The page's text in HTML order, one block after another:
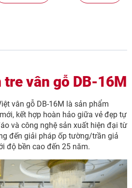
tre vân gỗ DB-16M
vân gỗ DB-16M là sản phẩm
kết hợp hoàn hảo giữa vẻ đẹp tự
và công nghệ sản xuất hiện đại từ
đến giải pháp ốp tường/trần giả
độ bền cao đến 25 năm.